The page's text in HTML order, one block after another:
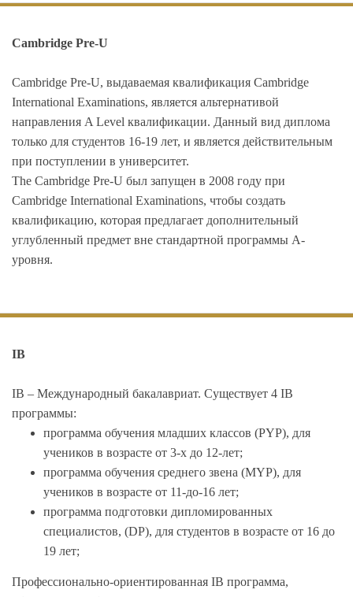
Cambridge Pre-U
Cambridge Pre-U, выдаваемая квалификация Cambridge
International Examinations, является альтернативой
направления A Level квалификации. Данный вид диплома
только для студентов 16-19 лет, и является действительным
при поступлении в университет.
The Cambridge Pre-U был запущен в 2008 году при
Cambridge International Examinations, чтобы создать
квалификацию, которая предлагает дополнительный
углубленный предмет вне стандартной программы A-
уровня.
IB
IB – Международный бакалавриат. Существует 4 IB
программы:
программа обучения младших классов (PYP), для
учеников в возрасте от 3-х до 12-лет;
программа обучения среднего звена (MYP), для
учеников в возрасте от 11-до-16 лет;
программа подготовки дипломированных
специалистов, (DP), для студентов в возрасте от 16 до
19 лет;
Профессионально-ориентированная IB программа,